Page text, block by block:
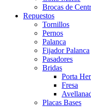
Brocas de
Repuestos
Tornillos
Pernos
Palanca
Fijador Palanca
Pasadores
Bridas
Porta
Fresa
Placas Bases